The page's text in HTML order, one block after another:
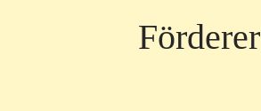
Förderer